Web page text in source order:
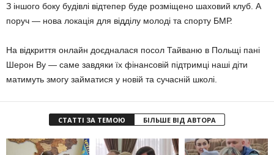
З іншого боку будівлі відтепер буде розміщено шаховий клуб. А
поруч — нова локація для відділу молоді та спорту БМР.
На відкриття онлайн доєдналася посол Тайваню в Польщі пані
Шерон Ву — саме завдяки їх фінансовій підтримці наші діти
матимуть змогу займатися у новій та сучасній школі.
СТАТТІ ЗА ТЕМОЮ БІЛЬШЕ ВІД АВТОРА